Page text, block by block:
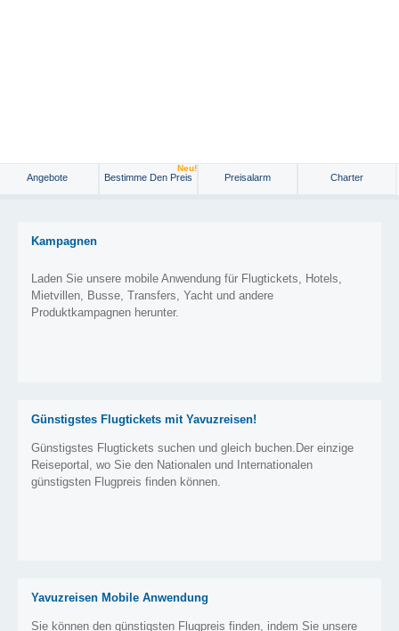
Angebote Bestimme Den Preis
Neu!
Preisalarm Charter
Kampagnen
Laden Sie unsere mobile Anwendung für Flugtickets, Hotels,
Mietvillen, Busse, Transfers, Yacht und andere
Produktkampagnen herunter.
Günstigstes Flugtickets mit Yavuzreisen!
Günstigstes Flugtickets suchen und gleich buchen.Der einzige
Reiseportal, wo Sie den Nationalen und Internationalen
günstigsten Flugpreis finden können.
Yavuzreisen Mobile Anwendung
Sie können den günstigsten Flugpreis finden, indem Sie unsere